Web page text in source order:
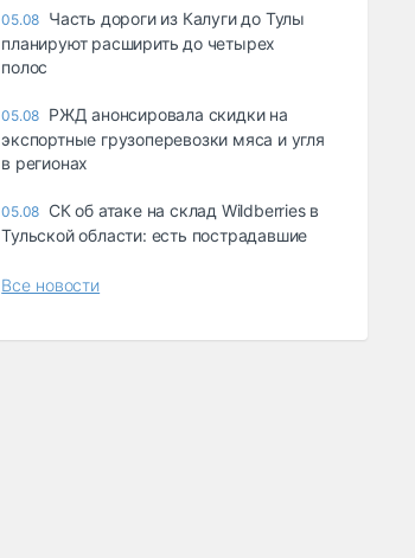
05.08 Часть дороги из Калуги до Тулы
планируют расширить до четырех
полос
05.08 РЖД анонсировала скидки на
экспортные грузоперевозки мяса и угля
в регионах
05.08 СК об атаке на склад Wildberries в
Тульской области: есть пострадавшие
Все новости